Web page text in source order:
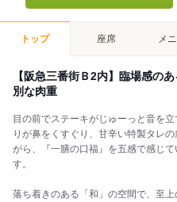
トップ 座席 メ
【阪急三番街Ｂ2内】臨場感の
別な肉重
目の前でステーキがじゅーっと音を
りが鼻をくすぐり、甘辛い特製タレ
がら、『一膳の口福』を五感で感じ
す。
落ち着きのある「和」の空間で、至